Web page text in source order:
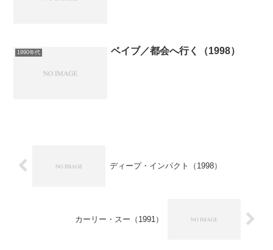
1990年代 ベイブ／都会へ行く（1998）
ディープ・インパクト（1998）
カーリー・スー（1991）